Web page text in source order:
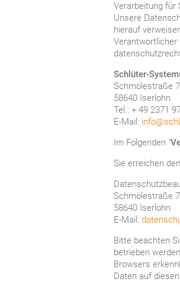
Verarbeitung für
Unsere
hierauf
Verantwortlicher
Schlüter-
Schmölestraße 7
58640 Iserlohn
Tel.: + 49 2371
E-Mail:
Im Folgenden "
Sie erreichen
Schmölestraße 7
58640 Iserlohn
E-Mail:
Bitte beachten
betrieben
Browsers
Daten auf